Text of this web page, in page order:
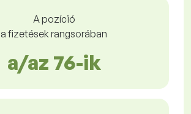
A pozíció
a fizetések rangsorában
a/az 76-ik